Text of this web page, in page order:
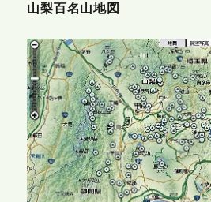
山梨百名山地図